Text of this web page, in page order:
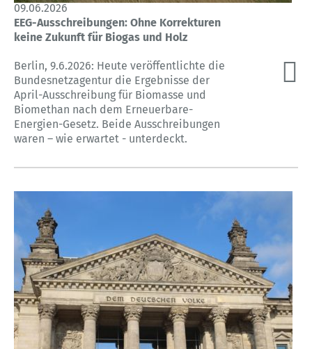
09.06.2026
EEG-Ausschreibungen: Ohne Korrekturen
keine Zukunft für Biogas und Holz
Berlin, 9.6.2026: Heute veröffentlichte die
Bundesnetzagentur die Ergebnisse der
April-Ausschreibung für Biomasse und
Biomethan nach dem Erneuerbare-
Energien-Gesetz. Beide Ausschreibungen
waren – wie erwartet - unterdeckt.